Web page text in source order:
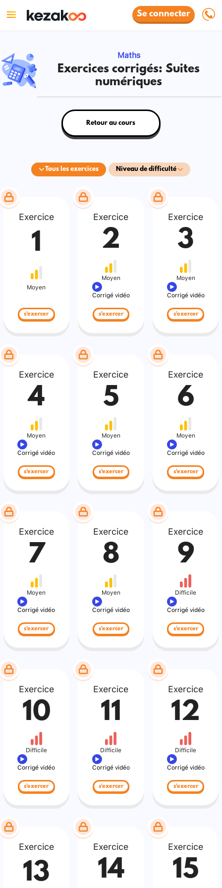
Se connecter
Maths
Exercices corrigés: Suites
numériques
Tous les exercices Niveau de difficulté
Retour au cours
Exercice
1
Moyen
s'exercer
Exercice
2
Moyen
Corrigé vidéo
s'exercer
Exercice
3
Moyen
Corrigé vidéo
s'exercer
Exercice
4
Moyen
Corrigé vidéo
s'exercer
Exercice
5
Moyen
Corrigé vidéo
s'exercer
Exercice
6
Moyen
Corrigé vidéo
s'exercer
Exercice
7
Moyen
Corrigé vidéo
s'exercer
Exercice
8
Moyen
Corrigé vidéo
s'exercer
Exercice
9
Difficile
Corrigé vidéo
s'exercer
Exercice
10
Difficile
Corrigé vidéo
s'exercer
Exercice
11
Difficile
Corrigé vidéo
s'exercer
Exercice
12
Difficile
Corrigé vidéo
s'exercer
Exercice
13
Exercice
14
Exercice
15